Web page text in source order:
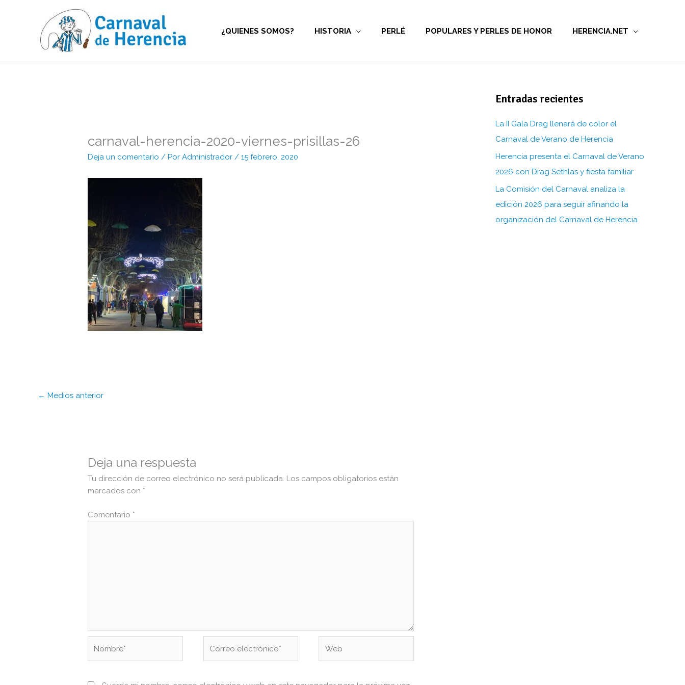
¿QUIENES SOMOS? HISTORIA PERLÉ POPULARES Y PERLES DE HONOR HERENCIA.NET
carnaval-herencia-2020-viernes-prisillas-26
Deja un comentario / PorAdministrador/15 febrero, 2020
← Medios anterior
Deja una respuesta
Tu dirección de correo electrónico no será publicada. Los campos obligatorios están
marcados con *
Comentario *
electrónico*
Entradas recientes
La II Gala Drag llenará de color el
Carnaval de Verano de Herencia
Herencia presenta el Carnaval de Verano
2026 con Drag Sethlas y fiesta familiar
La Comisión del Carnaval analiza la
edición 2026 para seguir afinando la
organización del Carnaval de Herencia